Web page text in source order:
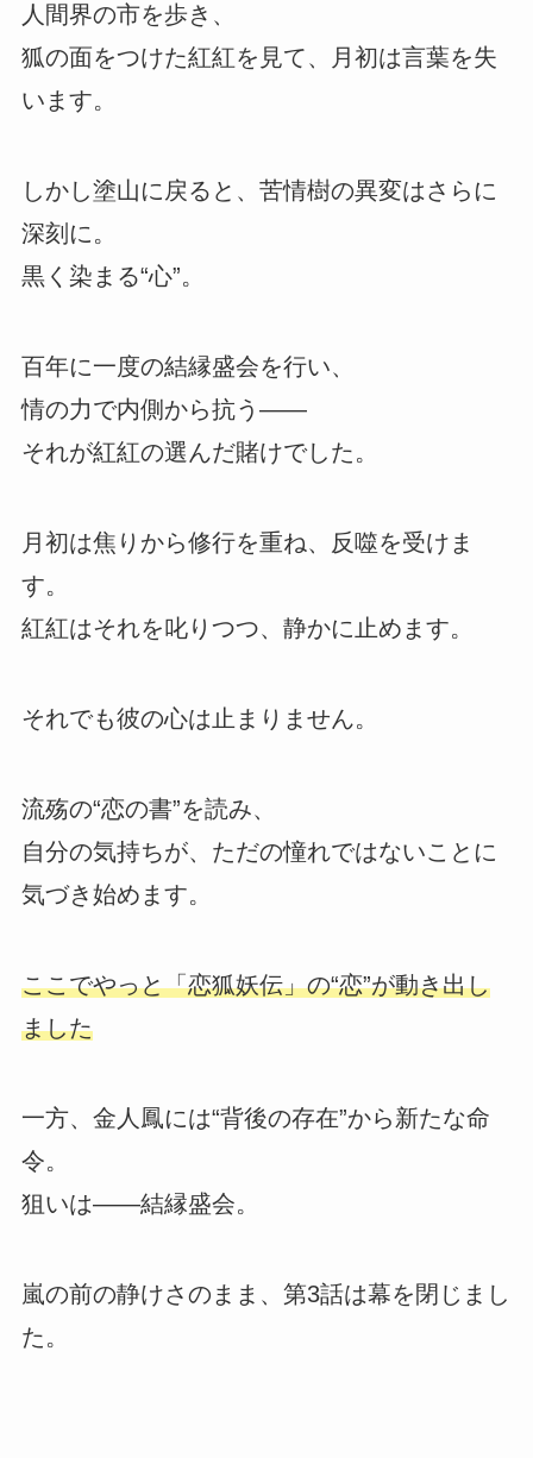
人間界の市を歩き、
狐の面をつけた紅紅を見て、月初は言葉を失
います。
しかし塗山に戻ると、苦情樹の異変はさらに
深刻に。
黒く染まる“心”。
百年に一度の結縁盛会を行い、
情の力で内側から抗う――
それが紅紅の選んだ賭けでした。
月初は焦りから修行を重ね、反噬を受けま
す。
紅紅はそれを叱りつつ、静かに止めます。
それでも彼の心は止まりません。
流殇の“恋の書”を読み、
自分の気持ちが、ただの憧れではないことに
気づき始めます。
ここでやっと「恋狐妖伝」の“恋”が動き出し
ました
一方、金人鳳には“背後の存在”から新たな命
令。
狙いは――結縁盛会。
嵐の前の静けさのまま、第3話は幕を閉じまし
た。